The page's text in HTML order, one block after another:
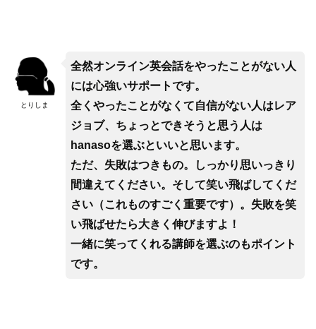
とりしま
全然オンライン英会話をやったことがない人
には心強いサポートです。
全くやったことがなくて自信がない人はレア
ジョブ、ちょっとできそうと思う人は
hanasoを選ぶといいと思います。
ただ、失敗はつきもの。しっかり思いっきり
間違えてください。そして笑い飛ばしてくだ
さい（これものすごく重要です）。失敗を笑
い飛ばせたら大きく伸びますよ！
一緒に笑ってくれる講師を選ぶのもポイント
です。